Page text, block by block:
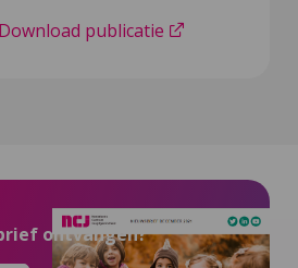
Download publicatie
ontvangen?